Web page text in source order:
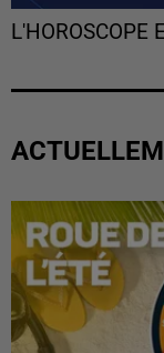
L'HOROSCOPE